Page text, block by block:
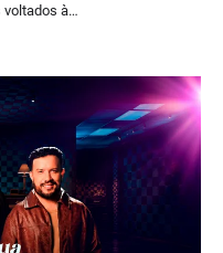
voltados à…